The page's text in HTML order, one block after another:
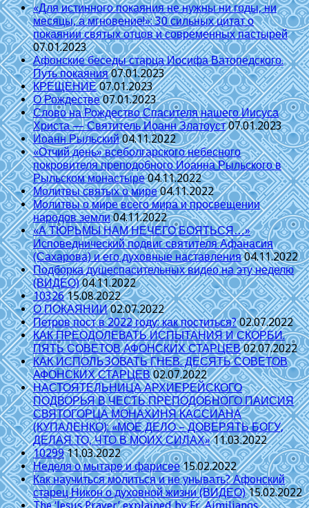
«Для истинного покаяния не нужны ни годы, ни
месяцы, а мгновение!»: 30 сильных цитат о
покаянии святых отцов и современных пастырей
07.01.2023
Афонские беседы старца Иосифа Ватопедского.
Путь покаяния 07.01.2023
КРЕЩЕНИЕ 07.01.2023
О Рождестве 07.01.2023
Слово на Рождество Спасителя нашего Иисуса
Христа — Святитель Иоанн Златоуст 07.01.2023
Иоанн Рыльский 04.11.2022
«Отчий день» всеболгарского небесного
покровителя преподобного Иоанна Рыльского в
Рыльском монастыре 04.11.2022
Молитвы святых о мире 04.11.2022
Молитвы о мире всего мира и просвещении
народов земли 04.11.2022
«А ТЮРЬМЫ НАМ НЕЧЕГО БОЯТЬСЯ…»
Исповеднический подвиг святителя Афанасия
(Сахарова) и его духовные наставления 04.11.2022
Подборка душеспасительных видео на эту неделю
(ВИДЕО) 04.11.2022
10326 15.08.2022
О ПОКАЯНИИ 02.07.2022
Петров пост в 2022 году: как поститься? 02.07.2022
КАК ПРЕОДОЛЕВАТЬ ИСПЫТАНИЯ И СКОРБИ.
ПЯТЬ СОВЕТОВ АФОНСКИХ СТАРЦЕВ 02.07.2022
КАК ИСПОЛЬЗОВАТЬ ГНЕВ. ДЕСЯТЬ СОВЕТОВ
АФОНСКИХ СТАРЦЕВ 02.07.2022
НАСТОЯТЕЛЬНИЦА АРХИЕРЕЙСКОГО
ПОДВОРЬЯ В ЧЕСТЬ ПРЕПОДОБНОГО ПАИСИЯ
СВЯТОГОРЦА МОНАХИНЯ КАССИАНА
(КУПАЛЕНКО): «МОЕ ДЕЛО – ДОВЕРЯТЬ БОГУ,
ДЕЛАЯ ТО, ЧТО В МОИХ СИЛАХ» 11.03.2022
10299 11.03.2022
Неделя о мытаре и фарисее 15.02.2022
Как научиться молиться и не унывать? Афонский
старец Никон о духовной жизни (ВИДЕО) 15.02.2022
The ‘Jesus Prayer’ explained by Fr. Aimilianos